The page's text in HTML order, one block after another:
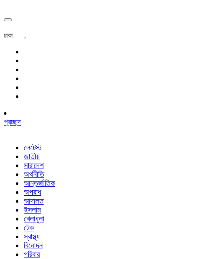
ঢাকা ,
প্রচ্ছদ
লেটেস্ট
জাতীয়
সারাদেশ
অর্থনীতি
আন্তর্জাতিক
অপরাধ
আদালত
ইসলাম
খেলাধুলা
টেক
স্বাস্থ্য
বিনোদন
পরিবার